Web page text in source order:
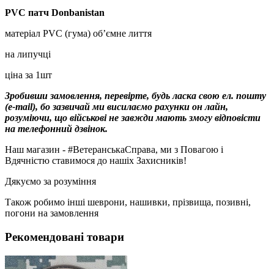
PVC патч Donbanistan
матеріал PVC (гума) об’ємне лиття
на липучці
ціна за 1шт
Зробивши замовлення, перевірте, будь ласка свою ел. пошту
(e-mail), бо зазвичай ми висилаємо рахунки он лайн,
розуміючи, що військові не завжди мають змогу відповісти
на телефонний дзвінок.
Наш магазин - #ВетеранськаСправа, ми з Повагою і
Вдячністю ставимося до нашіх Захисників!
Дякуємо за розуміння
Також робимо інші шеврони, нашивки, прізвища, позивні,
погони на замовлення
Рекомендовані товари